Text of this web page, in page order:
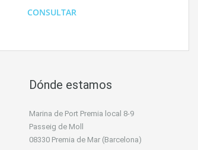
CONSULTAR
Dónde estamos
Marina de Port Premia local 8-9
Passeig de Moll
08330 Premia de Mar (Barcelona)